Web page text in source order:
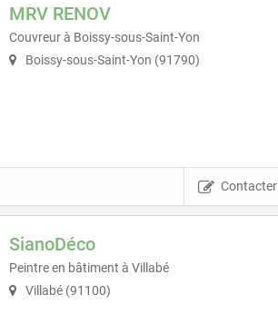
MRV RENOV
Couvreur à Boissy-sous-Saint-Yon
Boissy-sous-Saint-Yon (91790)
Contacter
SianoDéco
Peintre en bâtiment à Villabé
Villabé (91100)